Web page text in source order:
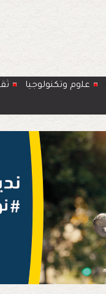
ﻋﻠوم وتكنولوجيا